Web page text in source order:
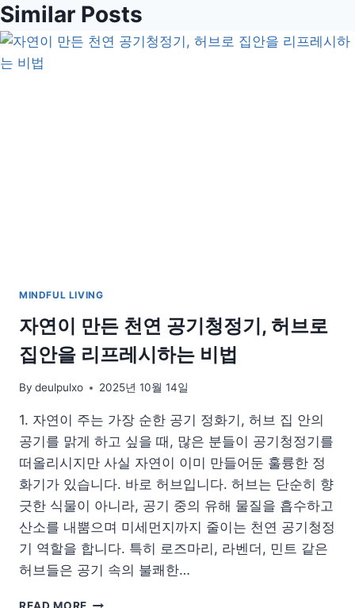
Similar Posts
MINDFUL LIVING
자연이 만든 천연 공기청정기, 허브로
집안을 리프레시하는 비법
By deulpulxo 2025년 10월 14일
1. 자연이 주는 가장 순한 공기 정화기, 허브 집 안의
공기를 맑게 하고 싶을 때, 많은 분들이 공기청정기를
떠올리시지만 사실 자연이 이미 만들어둔 훌륭한 정
화기가 있습니다. 바로 허브입니다. 허브는 단순히 향
긋한 식물이 아니라, 공기 중의 유해 물질을 흡수하고
산소를 내뿜으며 미세먼지까지 줄이는 천연 공기청정
기 역할을 합니다. 특히 로즈마리, 라벤더, 민트 같은
허브들은 공기 속의 불쾌한…